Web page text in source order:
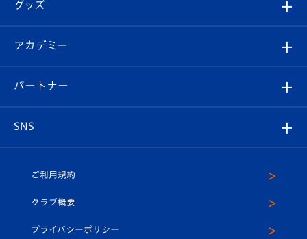
チケット
イベント
メディア
ホームタウン
スタッフプロフィール
マスコット紹介
Revive Team
ヴィヴィくんの長崎おもてなしガイド
フォトギャラリー
スタジアムグルメ
V-LOVERS（ファンクラブ）
プレイヤーズスイート
グッズ
オンラインショップ
店舗情報
アカデミー
育成からのお知らせ
U-18
パートナー
SNS
ヴィヴィくんインスタグラム
公式LINE＠
ご利用規約
クラブ概要
プライバシーポリシー